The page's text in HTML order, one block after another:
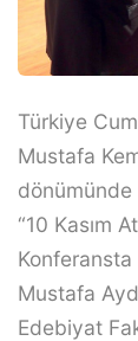
Türkiye
Mustafa
dönümünde
“10 Kasım
Konferansta
Mustafa
Edebiyat